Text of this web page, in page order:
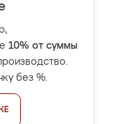
10% от суммы
без %.